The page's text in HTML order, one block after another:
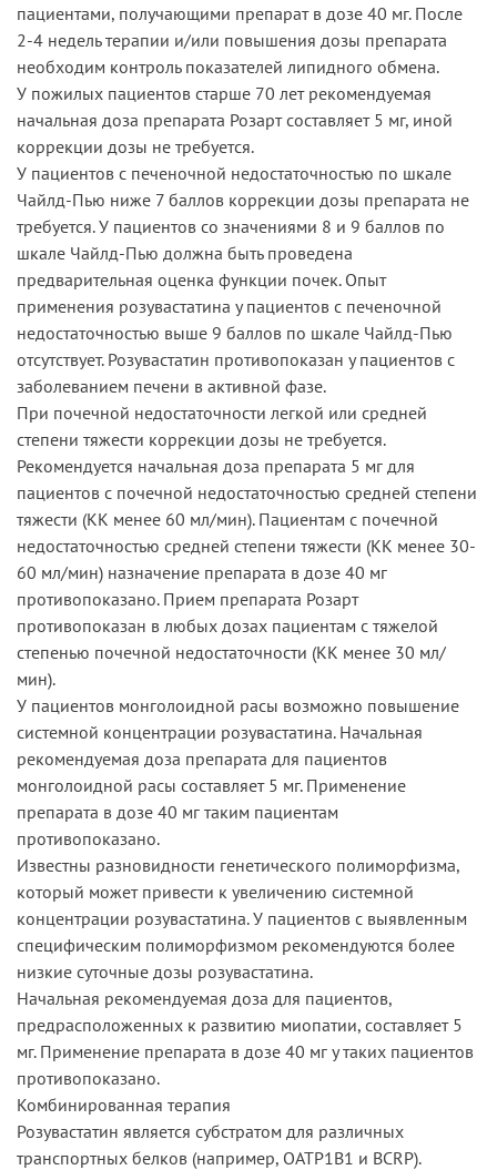
пациентами, получающими препарат в дозе 40 мг. После
2-4 недель терапии и/или повышения дозы препарата
необходим контроль показателей липидного обмена.
У пожилых пациентов старше 70 лет рекомендуемая
начальная доза препарата Розарт составляет 5 мг, иной
коррекции дозы не требуется.
У пациентов с печеночной недостаточностью по шкале
Чайлд-Пью ниже 7 баллов коррекции дозы препарата не
требуется. У пациентов со значениями 8 и 9 баллов по
шкале Чайлд-Пью должна быть проведена
предварительная оценка функции почек. Опыт
применения розувастатина у пациентов с печеночной
недостаточностью выше 9 баллов по шкале Чайлд-Пью
отсутствует. Розувастатин противопоказан у пациентов с
заболеванием печени в активной фазе.
При почечной недостаточности легкой или средней
степени тяжести коррекции дозы не требуется.
Рекомендуется начальная доза препарата 5 мг для
пациентов с почечной недостаточностью средней степени
тяжести (КК менее 60 мл/мин). Пациентам с почечной
недостаточностью средней степени тяжести (КК менее 30-
60 мл/мин) назначение препарата в дозе 40 мг
противопоказано. Прием препарата Розарт
противопоказан в любых дозах пациентам с тяжелой
степенью почечной недостаточности (КК менее 30 мл/
мин).
У пациентов монголоидной расы возможно повышение
системной концентрации розувастатина. Начальная
рекомендуемая доза препарата для пациентов
монголоидной расы составляет 5 мг. Применение
препарата в дозе 40 мг таким пациентам
противопоказано.
Известны разновидности генетического полиморфизма,
который может привести к увеличению системной
концентрации розувастатина. У пациентов с выявленным
специфическим полиморфизмом рекомендуются более
низкие суточные дозы розувастатина.
Начальная рекомендуемая доза для пациентов,
предрасположенных к развитию миопатии, составляет 5
мг. Применение препарата в дозе 40 мг у таких пациентов
противопоказано.
Комбинированная терапия
Розувастатин является субстратом для различных
транспортных белков (например, ОАТР1В1 и BCRP).